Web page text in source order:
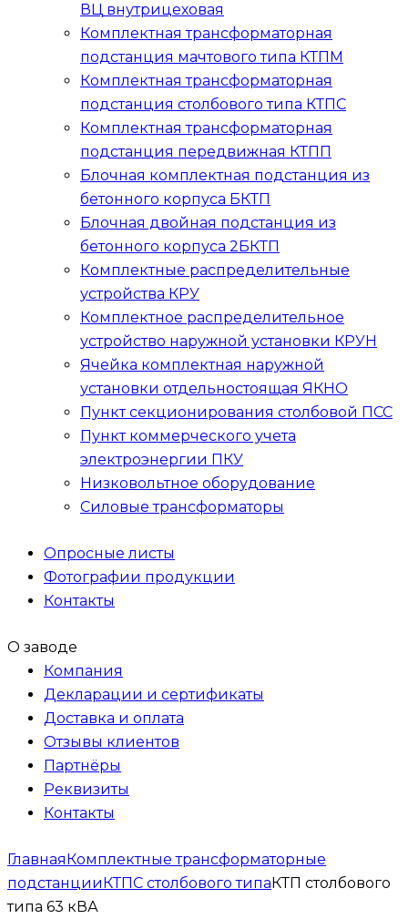
ВЦ внутрицеховая
Комплектная трансформаторная
подстанция мачтового типа КТПМ
Комплектная трансформаторная
подстанция столбового типа КТПС
Комплектная трансформаторная
подстанция передвижная КТПП
Блочная комплектная подстанция из
бетонного корпуса БКТП
Блочная двойная подстанция из
бетонного корпуса 2БКТП
Комплектные распределительные
устройства КРУ
Комплектное распределительное
устройство наружной установки КРУН
Ячейка комплектная наружной
установки отдельностоящая ЯКНО
Пункт секционирования столбовой ПСС
Пункт коммерческого учета
электроэнергии ПКУ
Низковольтное оборудование
Силовые трансформаторы
Опросные листы
Фотографии продукции
Контакты
О заводе
Компания
Декларации и сертификаты
Доставка и оплата
Отзывы клиентов
Партнёры
Реквизиты
Контакты
Главная Комплектные трансформаторные
подстанции КТПС столбового типа КТП столбового
типа 63 кВА